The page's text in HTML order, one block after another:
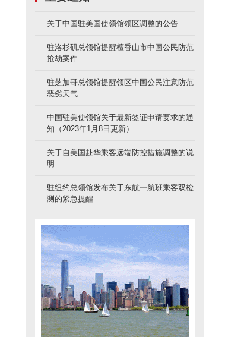
关于中国驻美国使领馆领区调整的公告
驻洛杉矶总领馆提醒檀香山市中国公民防范
抢劫案件
驻芝加哥总领馆提醒领区中国公民注意防范
恶劣天气
中国驻美使领馆关于最新签证申请要求的通
知（2023年1月8日更新）
关于自美国赴华乘客远端防控措施调整的说
明
驻纽约总领馆发布关于东航一航班乘客双检
测的紧急提醒